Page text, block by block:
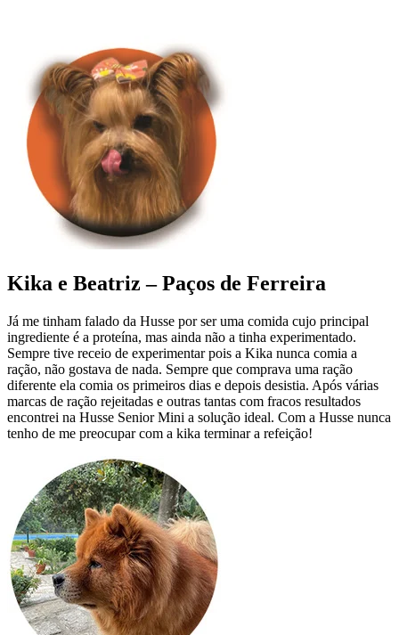
Kika e Beatriz – Paços de Ferreira
Já me tinham falado da Husse por ser uma comida cujo principal
ingrediente é a proteína, mas ainda não a tinha experimentado.
Sempre tive receio de experimentar pois a Kika nunca comia a
ração, não gostava de nada. Sempre que comprava uma ração
diferente ela comia os primeiros dias e depois desistia. Após várias
marcas de ração rejeitadas e outras tantas com fracos resultados
encontrei na Husse Senior Mini a solução ideal. Com a Husse nunca
tenho de me preocupar com a kika terminar a refeição!